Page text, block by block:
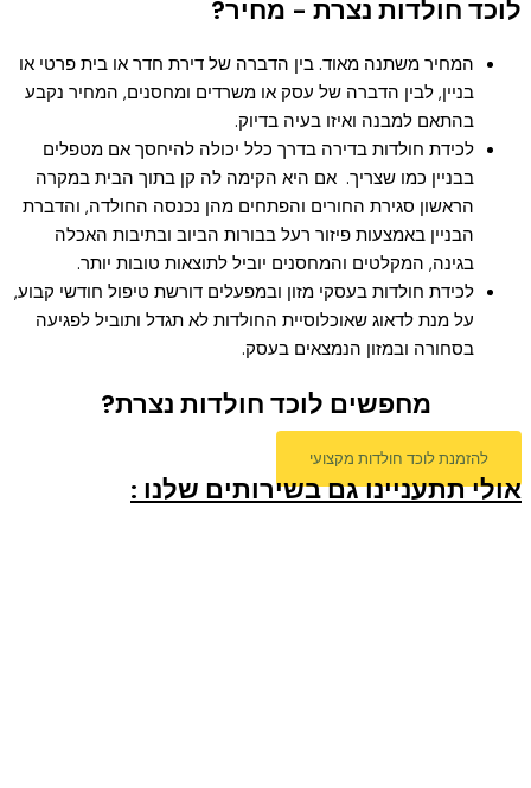
לוכד חולדות נצרת - מחיר?
המחיר משתנה מאוד. בין הדברה של דירת חדר או בית פרטי או
בניין, לבין הדברה של עסק או משרדים ומחסנים, המחיר נקבע
בהתאם למבנה ואיזו בעיה בדיוק.
לכידת חולדות בדירה בדרך כלל יכולה להיחסך אם מטפלים
בבניין כמו שצריך. אם היא הקימה לה קן בתוך הבית במקרה
הראשון סגירת החורים והפתחים מהן נכנסה החולדה, והדברת
הבניין באמצעות פיזור רעל בבורות הביוב ובתיבות האכלה
בגינה, המקלטים והמחסנים יוביל לתוצאות טובות יותר.
לכידת חולדות בעסקי מזון ובמפעלים דורשת טיפול חודשי קבוע,
על מנת לדאוג שאוכלוסיית החולדות לא תגדל ותוביל לפגיעה
בסחורה ובמזון הנמצאים בעסק.
מחפשים לוכד חולדות נצרת?
להזמנת לוכד חולדות מקצועי
אולי תתעניינו גם בשירותים שלנו :